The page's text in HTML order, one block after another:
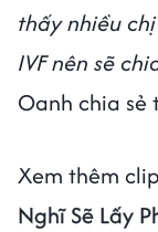
thấy nhiều
IVF nên sẽ
Oanh chia
Xem thêm
Nghĩ Sẽ Lấy